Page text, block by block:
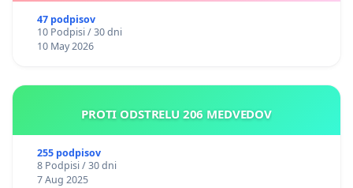
47 podpisov
10 Podpisi / 30 dni
10 May 2026
PROTI ODSTRELU 206 MEDVEDOV
255 podpisov
8 Podpisi / 30 dni
7 Aug 2025